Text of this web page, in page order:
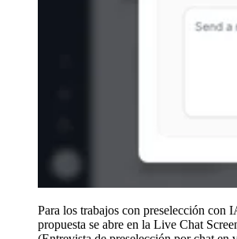
Para los trabajos con preselección con
propuesta se abre en la Live Chat